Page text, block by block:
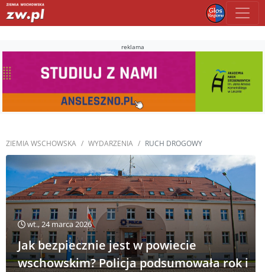
reklama
ZIEMIA WSCHOWSKA WYDARZENIA RUCH DROGOWY
wt., 24 marca 2026
Jak bezpiecznie jest w powiecie
wschowskim? Policja podsumowała rok i